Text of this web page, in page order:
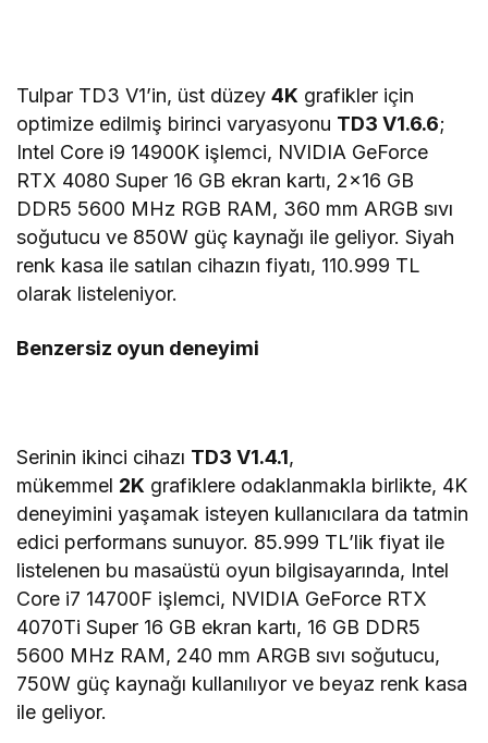
Tulpar TD3 V1’in, üst düzey4K grafikler için
optimize edilmiş birinci varyasyonu TD3 V1.6.6;
Intel Core i9 14900K işlemci, NVIDIA GeForce
RTX 4080 Super 16 GB ekran kartı, 2×16 GB
DDR5 5600 MHz RGB RAM, 360 mm ARGB sıvı
soğutucu ve 850W güç kaynağı ile geliyor. Siyah
renk kasa ile satılan cihazın fiyatı, 110.999 TL
olarak listeleniyor.
Benzersiz oyun deneyimi
Serinin ikinci cihazı TD3 V1.4.1,
mükemmel 2K grafiklere odaklanmakla birlikte, 4K
deneyimini yaşamak isteyen kullanıcılara da tatmin
edici performans sunuyor. 85.999 TL’lik fiyat ile
listelenen bu masaüstü oyun bilgisayarında, Intel
Core i7 14700F işlemci, NVIDIA GeForce RTX
4070Ti Super 16 GB ekran kartı, 16 GB DDR5
5600 MHz RAM, 240 mm ARGB sıvı soğutucu,
750W güç kaynağı kullanılıyor ve beyaz renk kasa
ile geliyor.